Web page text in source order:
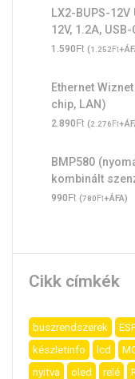
LX2-BUPS-12V
12V, 1.2A, USB-
1.590Ft (1.252Ft
Ethernet
chip, LAN)
2.890Ft (2.276Ft
BMP580
kombinált
990Ft (780Ft+ÁFA)
Cikk címkék
buszrendszerek
készletinfo
lcd
nyitva
oled relé